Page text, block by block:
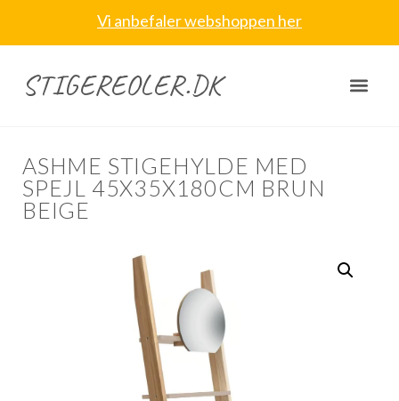
Vi anbefaler webshoppen her
STIGEREOLER.DK
ASHME STIGEHYLDE MED
SPEJL 45X35X180CM BRUN
BEIGE